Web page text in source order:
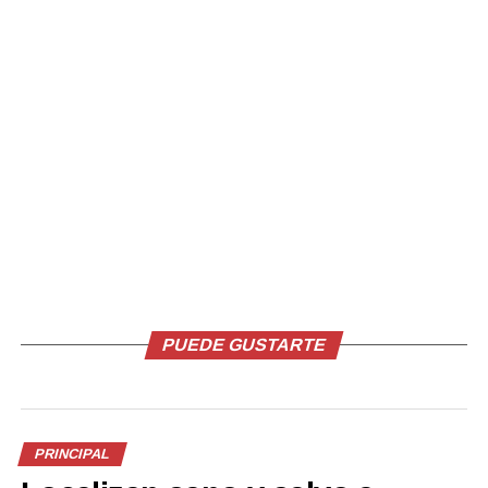
Comparte esto:PUEDE GUSTARTE
PRINCIPAL